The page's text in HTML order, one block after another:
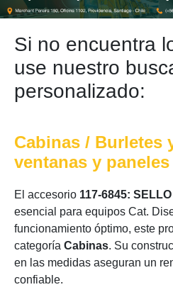
Si no encuentra
use nuestro
personalizado:
Cabinas / Burletes
ventanas y
El accesorio 117-6845: SELLO
esencial para equipos Cat.
funcionamiento óptimo, este
categoría Cabinas. Su
en las medidas aseguran un
confiable.